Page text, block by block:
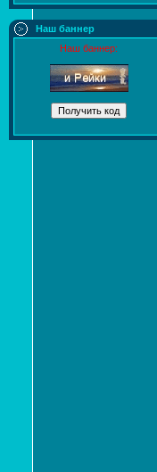
Наш баннер
Наш баннер: